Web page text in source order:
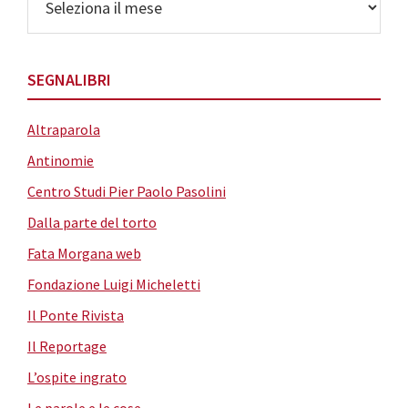
SEGNALIBRI
Altraparola
Antinomie
Centro Studi Pier Paolo Pasolini
Dalla parte del torto
Fata Morgana web
Fondazione Luigi Micheletti
Il Ponte Rivista
Il Reportage
L’ospite ingrato